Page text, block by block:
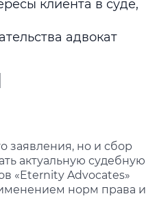
клиента в суде,
адвокат
заявления, но и сбор
актуальную судебную
«Eternity Advocates»
норм права и